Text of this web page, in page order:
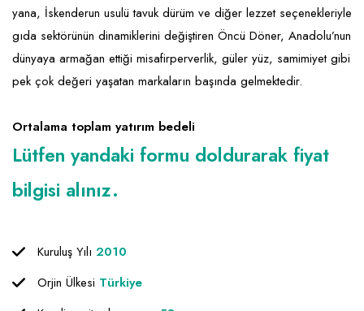
yana, İskenderun usulü tavuk dürüm ve diğer lezzet seçenekleriyle
gıda sektörünün dinamiklerini değiştiren Öncü Döner, Anadolu’nun
dünyaya armağan ettiği misafirperverlik, güler yüz, samimiyet gibi
pek çok değeri yaşatan markaların başında gelmektedir.
Ortalama toplam yatırım bedeli
Lütfen yandaki formu doldurarak fiyat
bilgisi alınız.
Kuruluş Yılı 2010
Orjin Ülkesi Türkiye